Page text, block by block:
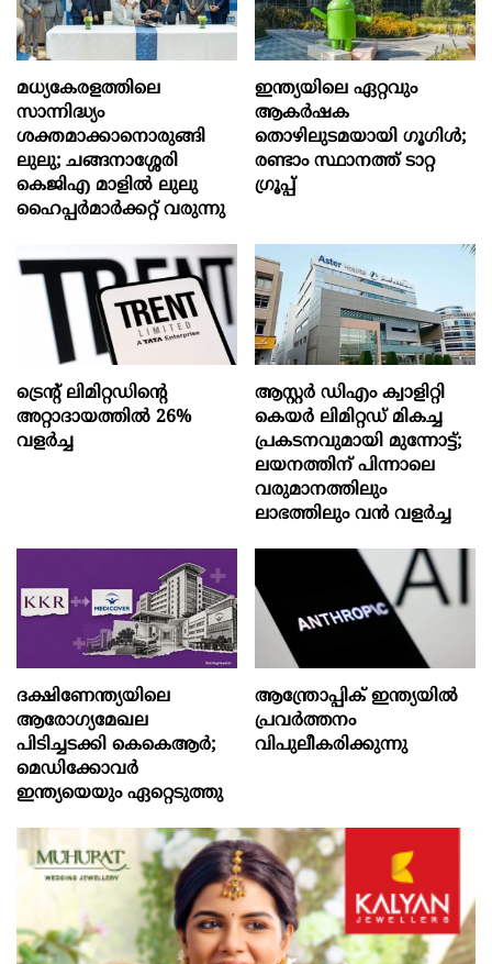
മധ്യകേരളത്തിലെ
സാന്നിദ്ധ്യം
ശക്തമാക്കാനൊരുങ്ങി
ലുലു; ചങ്ങനാശ്ശേരി
കെജിഎ മാളിൽ ലുലു
ഹൈപ്പർമാർക്കറ്റ് വരുന്നു
ഇന്ത്യയിലെ ഏറ്റവും
ആകര്‍ഷക
തൊഴിലുടമയായി ഗൂഗിള്‍;
രണ്ടാം സ്ഥാനത്ത് ടാറ്റ
ഗ്രൂപ്പ്
ട്രെന്റ് ലിമിറ്റഡിന്റെ
അറ്റാദായത്തിൽ 26%
വളര്‍ച്ച
ആസ്റ്റർ ഡിഎം ക്വാളിറ്റി
കെയർ ലിമിറ്റഡ് മികച്ച
പ്രകടനവുമായി മുന്നോട്ട്;
ലയനത്തിന് പിന്നാലെ
വരുമാനത്തിലും
ലാഭത്തിലും വൻ വളർച്ച
ദക്ഷിണേന്ത്യയിലെ
ആരോഗ്യമേഖല
പിടിച്ചടക്കി കെകെആർ;
മെഡിക്കോവർ
ഇന്ത്യയെയും ഏറ്റെടുത്തു
ആന്ത്രോപ്പിക് ഇന്ത്യയില്‍
പ്രവര്‍ത്തനം
വിപുലീകരിക്കുന്നു